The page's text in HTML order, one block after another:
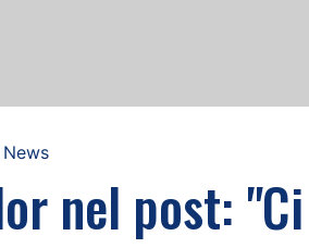
News
nel post: